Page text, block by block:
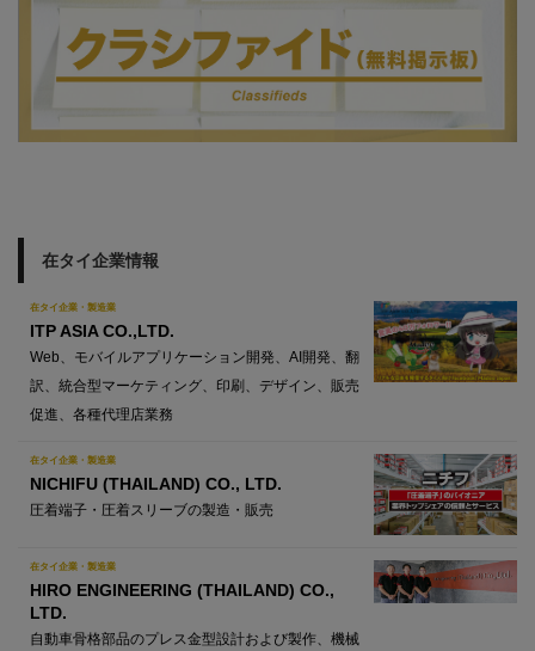
在タイ企業情報
在タイ企業・製造業
ITP ASIA CO.,LTD.
Web、モバイルアプリケーション開発、AI開発、翻
訳、統合型マーケティング、印刷、デザイン、販売
促進、各種代理店業務
在タイ企業・製造業
NICHIFU (THAILAND) CO., LTD.
圧着端子・圧着スリーブの製造・販売
在タイ企業・製造業
HIRO ENGINEERING (THAILAND) CO.,
LTD.
自動車骨格部品のプレス金型設計および製作、機械